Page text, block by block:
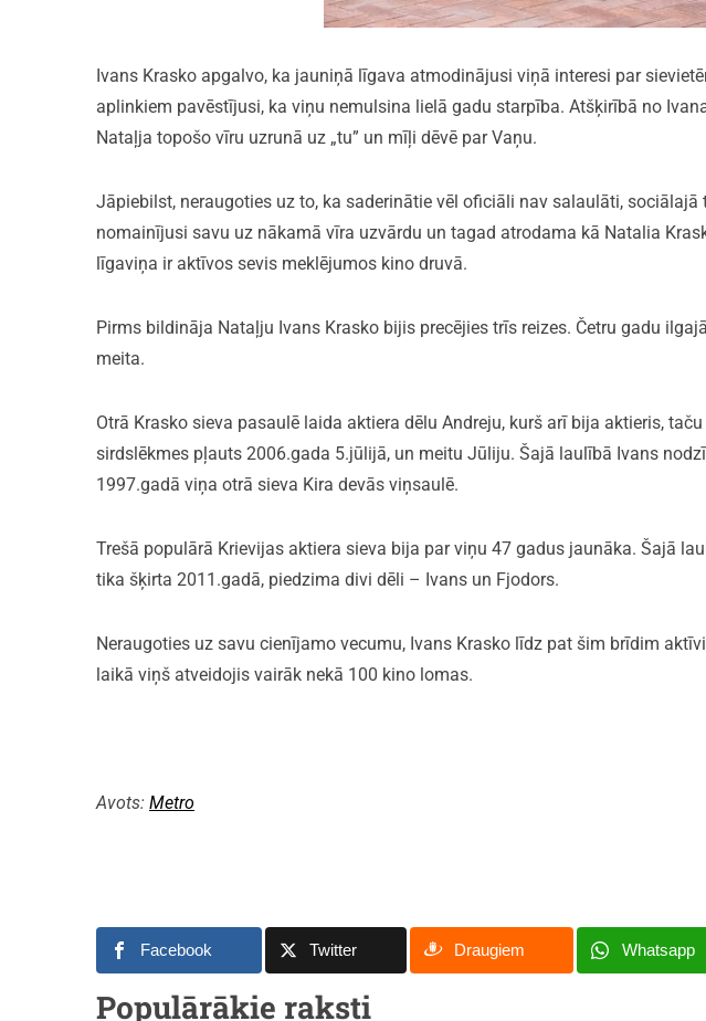
Ivans Krasko apgalvo, ka jauniņā līgava atmodinājusi viņā interesi par
aplinkiem pavēstījusi, ka viņu nemulsina lielā gadu starpība. Atšķirībā no
Nataļja topošo vīru uzrunā uz „tu” un mīļi dēvē par Vaņu.
Jāpiebilst, neraugoties uz to, ka saderinātie vēl oficiāli nav salaulāti, sociālajā
nomainījusi savu uz nākamā vīra uzvārdu un tagad atrodama kā Natalia
līgaviņa ir aktīvos sevis meklējumos kino druvā.
Pirms bildināja Nataļju Ivans Krasko bijis precējies trīs reizes. Četru gadu
meita.
Otrā Krasko sieva pasaulē laida aktiera dēlu Andreju, kurš arī bija aktieris,
sirdslēkmes pļauts 2006.gada 5.jūlijā, un meitu Jūliju. Šajā laulībā Ivans
1997.gadā viņa otrā sieva Kira devās viņsaulē.
Trešā populārā Krievijas aktiera sieva bija par viņu 47 gadus jaunāka. Šajā
tika šķirta 2011.gadā, piedzima divi dēli – Ivans un Fjodors.
Neraugoties uz savu cienījamo vecumu, Ivans Krasko līdz pat šim brīdim
laikā viņš atveidojis vairāk nekā 100 kino lomas.
Avots: Metro
Facebook Twitter Draugiem Whatsapp
Populārākie raksti